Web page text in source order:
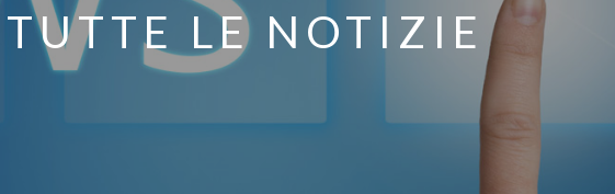
TUTTE LE NOTIZIE